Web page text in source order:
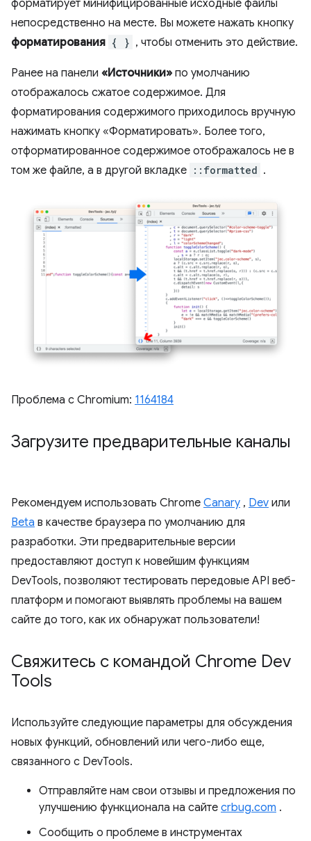
форматирует минифицированные исходные файлы
непосредственно на месте. Вы можете нажать кнопку
форматирования { } , чтобы отменить это действие.
Ранее на панели «Источники» по умолчанию
отображалось сжатое содержимое. Для
форматирования содержимого приходилось вручную
нажимать кнопку «Форматировать». Более того,
отформатированное содержимое отображалось не в
том же файле, а в другой вкладке ::formatted .
Проблема с Chromium: 1164184
Загрузите предварительные каналы
Рекомендуем использовать Chrome Canary , Dev или
Beta в качестве браузера по умолчанию для
разработки. Эти предварительные версии
предоставляют доступ к новейшим функциям
DevTools, позволяют тестировать передовые API веб-
платформ и помогают выявлять проблемы на вашем
сайте до того, как их обнаружат пользователи!
Свяжитесь с командой Chrome Dev
Tools
Используйте следующие параметры для обсуждения
новых функций, обновлений или чего-либо еще,
связанного с DevTools.
Отправляйте нам свои отзывы и предложения по
улучшению функционала на сайте crbug.com .
Сообщить о проблеме в инструментах